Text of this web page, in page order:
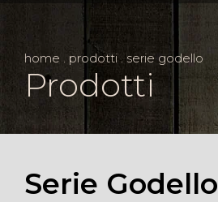
home . prodotti. serie godello
Prodotti
Serie Godello